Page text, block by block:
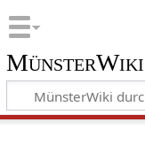
MünsterWiki